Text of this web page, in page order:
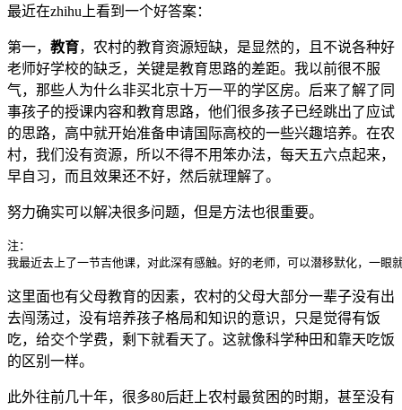
最近在zhihu上看到一个好答案：
第一， 教育，农村的教育资源短缺，是显然的，且不说各种好
老师好学校的缺乏，关键是教育思路的差距。我以前很不服
气，那些人为什么非买北京十万一平的学区房。后来了解了同
事孩子的授课内容和教育思路，他们很多孩子已经跳出了应试
的思路，高中就开始准备申请国际高校的一些兴趣培养。在农
村，我们没有资源，所以不得不用笨办法，每天五六点起来，
早自习，而且效果还不好，然后就理解了。
努力确实可以解决很多问题，但是方法也很重要。
注：
我最近去上了一节吉他课，对此深有感触。好的老师，可以潜移默化，一眼
这里面也有父母教育的因素，农村的父母大部分一辈子没有出
去闯荡过，没有培养孩子格局和知识的意识，只是觉得有饭
吃，给交个学费，剩下就看天了。这就像科学种田和靠天吃饭
的区别一样。
此外往前几十年，很多80后赶上农村最贫困的时期，甚至没有